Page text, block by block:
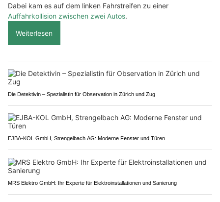
Dabei kam es auf dem linken Fahrstreifen zu einer
Auffahrkollision zwischen zwei Autos.
Weiterlesen
Die Detektivin – Spezialistin für Observation in Zürich und Zug
EJBA-KOL GmbH, Strengelbach AG: Moderne Fenster und Türen
MRS Elektro GmbH: Ihr Experte für Elektroinstallationen und Sanierung